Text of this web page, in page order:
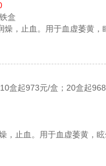
盒
燥，止血。用于血虚萎黄，
盒起973元/盒；20盒起
，止血。用于血虚萎黄，